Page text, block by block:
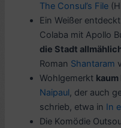
The Consul’s File
Ein Weißer
Colaba mit Apollo
die Stadt
Roman Shantaram
Wohlgemerkt kaum
Naipaul, der auch
schrieb, etwa in In
Die Komödie